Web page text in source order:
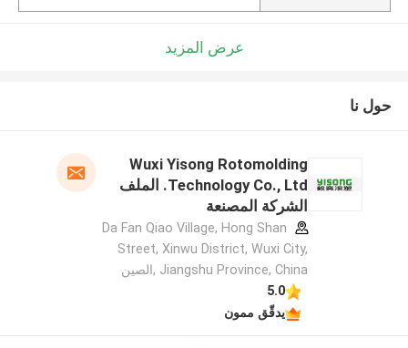
عرض المزيد
حول نا
Wuxi Yisong Rotomolding
Technology Co., Ltd. الملف
الشركة المصنعة
Da Fan Qiao Village, Hong Shan
Street, Xinwu District, Wuxi City,
Jiangshu Province, China ,الصين
5.0
يدقّق ممون